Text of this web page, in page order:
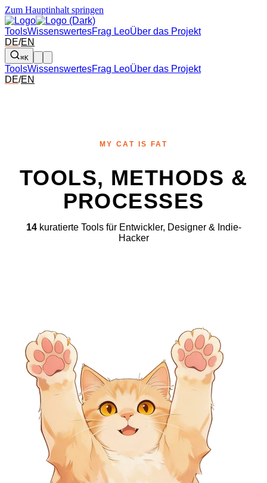
Zum Hauptinhalt springen
ToolsWissenswertesFrag LeoÜber das Projekt
DE/EN
⌘K
ToolsWissenswertesFrag LeoÜber das Projekt
DE/EN
MY CAT IS FAT
TOOLS, METHODS &
PROCESSES
14kuratierte Tools für Entwickler, Designer & Indie-
Hacker